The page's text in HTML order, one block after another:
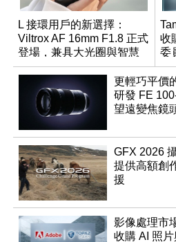
L 接環用戶的新選擇：
Viltrox AF 16mm F1.8 正式
登場，兼具大光圈與智慧
數位介面
收
委
更輕巧平價
研發 FE
望遠變焦鏡
GFX 2026
提供高額創
援
影像處理市
收購 AI 照